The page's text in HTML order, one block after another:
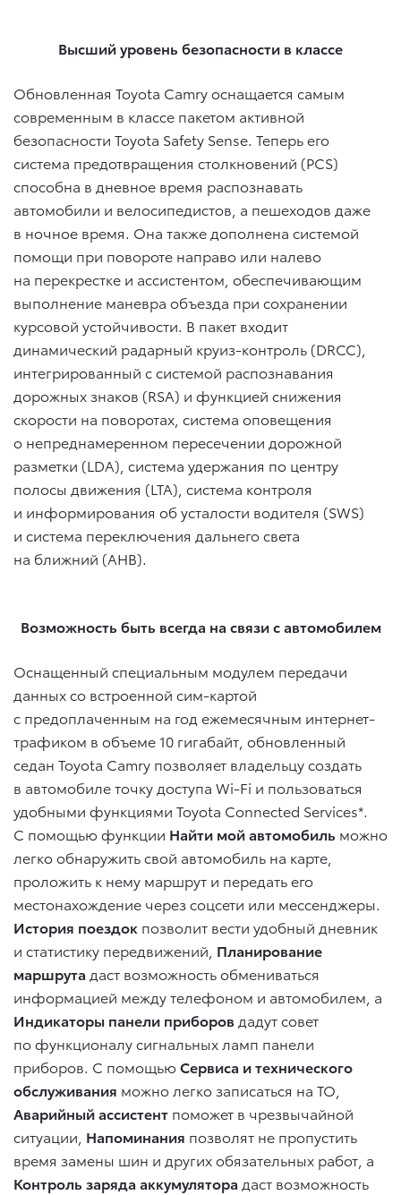
Высший уровень безопасности в классе
Обновленная Toyota Camry оснащается самым
современным в классе пакетом активной
безопасности Toyota Safety Sense. Теперь его
система предотвращения столкновений (PCS)
способна в дневное время распознавать
автомобили и велосипедистов, а пешеходов даже
в ночное время. Она также дополнена системой
помощи при повороте направо или налево
на перекрестке и ассистентом, обеспечивающим
выполнение маневра объезда при сохранении
курсовой устойчивости. В пакет входит
динамический радарный круиз-контроль (DRCC),
интегрированный с системой распознавания
дорожных знаков (RSA) и функцией снижения
скорости на поворотах, система оповещения
о непреднамеренном пересечении дорожной
разметки (LDA), система удержания по центру
полосы движения (LTA), система контроля
и информирования об усталости водителя (SWS)
и система переключения дальнего света
на ближний (AHB).
Возможность быть всегда на связи с автомобилем
Оснащенный специальным модулем передачи
данных со встроенной сим-картой
с предоплаченным на год ежемесячным интернет-
трафиком в объеме 10 гигабайт, обновленный
седан Toyota Camry позволяет владельцу создать
в автомобиле точку доступа Wi-Fi и пользоваться
удобными функциями Toyota Connected Services*.
С помощью функции Найти мой автомобиль можно
легко обнаружить свой автомобиль на карте,
проложить к нему маршрут и передать его
местонахождение через соцсети или мессенджеры.
История поездок позволит вести удобный дневник
и статистику передвижений, Планирование
маршрута даст возможность обмениваться
информацией между телефоном и автомобилем, а
Индикаторы панели приборов дадут совет
по функционалу сигнальных ламп панели
приборов. С помощью Сервиса и технического
обслуживания можно легко записаться на ТО,
Аварийный ассистент поможет в чрезвычайной
ситуации, Напоминания позволят не пропустить
время замены шин и других обязательных работ, а
Контроль заряда аккумулятора даст возможность